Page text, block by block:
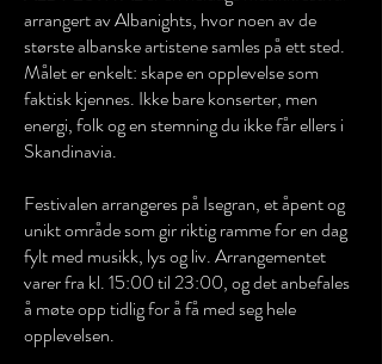
arrangert av Albanights, hvor noen av de
største albanske artistene samles på ett sted.
Målet er enkelt: skape en opplevelse som
faktisk kjennes. Ikke bare konserter, men
energi, folk og en stemning du ikke får ellers i
Skandinavia.
Festivalen arrangeres på Isegran, et åpent og
unikt område som gir riktig ramme for en dag
fylt med musikk, lys og liv. Arrangementet
varer fra kl. 15:00 til 23:00, og det anbefales
å møte opp tidlig for å få med seg hele
opplevelsen.